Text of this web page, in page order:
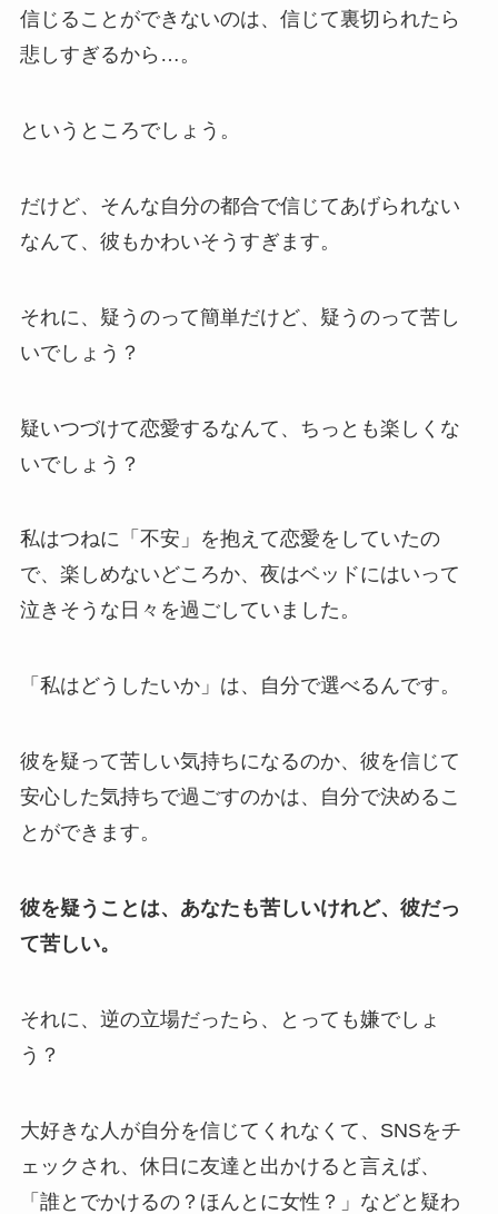
信じることができないのは、信じて裏切られたら
悲しすぎるから…。
というところでしょう。
だけど、そんな自分の都合で信じてあげられない
なんて、彼もかわいそうすぎます。
それに、疑うのって簡単だけど、疑うのって苦し
いでしょう？
疑いつづけて恋愛するなんて、ちっとも楽しくな
いでしょう？
私はつねに「不安」を抱えて恋愛をしていたの
で、楽しめないどころか、夜はベッドにはいって
泣きそうな日々を過ごしていました。
「私はどうしたいか」は、自分で選べるんです。
彼を疑って苦しい気持ちになるのか、彼を信じて
安心した気持ちで過ごすのかは、自分で決めるこ
とができます。
彼を疑うことは、あなたも苦しいけれど、彼だっ
て苦しい。
それに、逆の立場だったら、とっても嫌でしょ
う？
大好きな人が自分を信じてくれなくて、SNSをチ
ェックされ、休日に友達と出かけると言えば、
「誰とでかけるの？ほんとに女性？」などと疑わ